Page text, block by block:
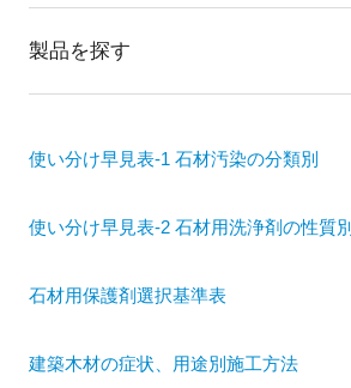
製品を探す
使い分け早見表-1 石材汚染の分類別
使い分け早見表-2 石材用洗浄剤の性質別
石材用保護剤選択基準表
建築木材の症状、用途別施工方法